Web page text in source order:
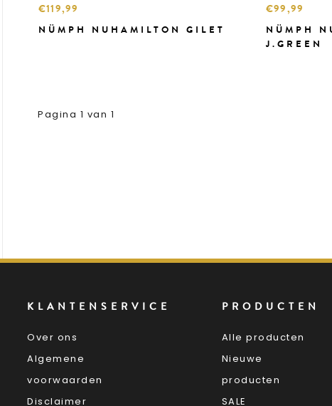
€119,99
NÜMPH NUHAMILTON GILET
€99,99
NÜMPH
J.GREEN
Pagina 1 van 1
KLANTENSERVICE
Over ons
Algemene
voorwaarden
Disclaimer
PRODUCTEN
Alle producten
Nieuwe
producten
SALE